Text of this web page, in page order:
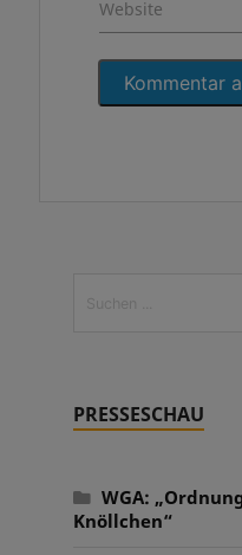
Website
PRESSESCHAU
WGA:
Knöllchen“